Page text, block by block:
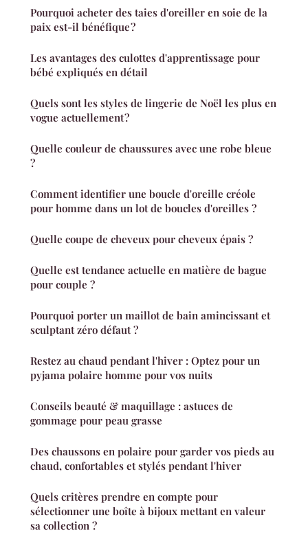
Pourquoi acheter des taies d'oreiller en soie de la
paix est-il bénéfique ?
Les avantages des culottes d'apprentissage pour
bébé expliqués en détail
Quels sont les styles de lingerie de Noël les plus en
vogue actuellement ?
Quelle couleur de chaussures avec une robe bleue
?
Comment identifier une boucle d'oreille créole
pour homme dans un lot de boucles d'oreilles ?
Quelle coupe de cheveux pour cheveux épais ?
Quelle est tendance actuelle en matière de bague
pour couple ?
Pourquoi porter un maillot de bain amincissant et
sculptant zéro défaut ?
Restez au chaud pendant l'hiver : Optez pour un
pyjama polaire homme pour vos nuits
Conseils beauté & maquillage : astuces de
gommage pour peau grasse
Des chaussons en polaire pour garder vos pieds au
chaud, confortables et stylés pendant l'hiver
Quels critères prendre en compte pour
sélectionner une boîte à bijoux mettant en valeur
sa collection ?